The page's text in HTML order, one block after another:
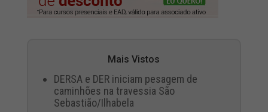
Mais Vistos
DERSA e DER iniciam pesagem de
caminhões na travessia São
Sebastião/Ilhabela